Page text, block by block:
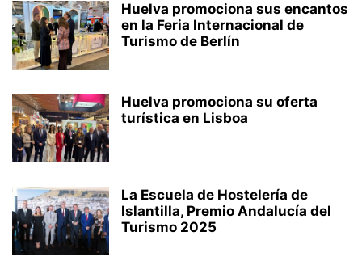
Huelva promociona sus encantos
en la Feria Internacional de
Turismo de Berlín
Huelva promociona su oferta
turística en Lisboa
La Escuela de Hostelería de
Islantilla, Premio Andalucía del
Turismo 2025